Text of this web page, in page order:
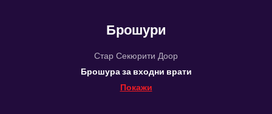
Брошури
Стар Секюрити Доор
Брошура за входни врати
Покажи